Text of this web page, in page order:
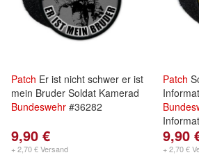
Patch Er ist nicht schwer er ist
mein Bruder Soldat Kamerad
Bundeswehr #36282
9,90 €
+ 2,70 € Versand
Patch
9,90
+ 2,70 €